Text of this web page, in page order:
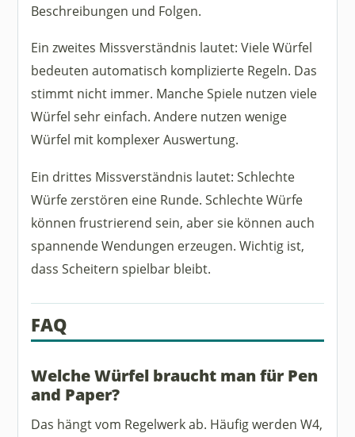
Beschreibungen und Folgen.
Ein zweites Missverständnis lautet: Viele Würfel
bedeuten automatisch komplizierte Regeln. Das
stimmt nicht immer. Manche Spiele nutzen viele
Würfel sehr einfach. Andere nutzen wenige
Würfel mit komplexer Auswertung.
Ein drittes Missverständnis lautet: Schlechte
Würfe zerstören eine Runde. Schlechte Würfe
können frustrierend sein, aber sie können auch
spannende Wendungen erzeugen. Wichtig ist,
dass Scheitern spielbar bleibt.
FAQ
Welche Würfel braucht man für Pen
and Paper?
Das hängt vom Regelwerk ab. Häufig werden W4,